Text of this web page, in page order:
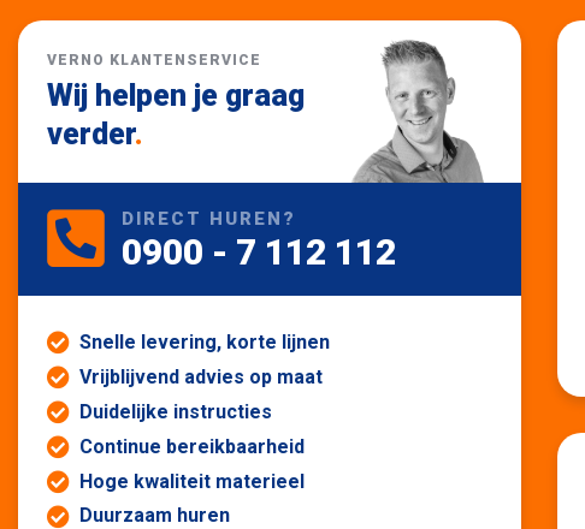
VERNO KLANTENSERVICE
Wij helpen je graag
verder.
DIRECT HUREN?
0900 - 7 112 112
Snelle levering, korte lijnen
Vrijblijvend advies op maat
Duidelijke instructies
Continue bereikbaarheid
Hoge kwaliteit materieel
Duurzaam huren